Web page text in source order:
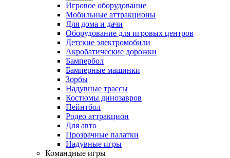
Игровое оборудование
Мобильные аттракционы
Для дома и дачи
Оборудование для игровых центров
Детские электромобили
Акробатические дорожки
Бампербол
Бамперные машинки
Зорбы
Надувные трассы
Костюмы динозавров
Пейнтбол
Родео аттракцион
Для авто
Прозрачные палатки
Надувные игры
Командные игры